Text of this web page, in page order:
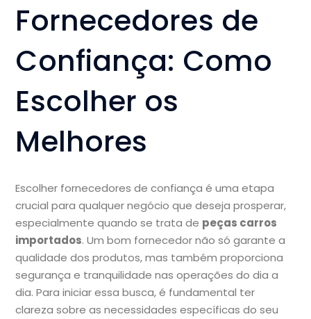
Fornecedores de
Confiança: Como
Escolher os
Melhores
Escolher fornecedores de confiança é uma etapa
crucial para qualquer negócio que deseja prosperar,
especialmente quando se trata de peças carros
importados. Um bom fornecedor não só garante a
qualidade dos produtos, mas também proporciona
segurança e tranquilidade nas operações do dia a
dia. Para iniciar essa busca, é fundamental ter
clareza sobre as necessidades específicas do seu